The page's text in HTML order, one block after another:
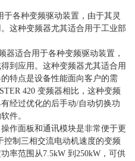
于各种变频驱动装置，由于其灵
这种变频器尤其适合用于工业部
器适合用于各种变频驱动装置，
到应用。这种变频器尤其适合用
特点是设备性能面向客户的需
420 变频器相比，这种变频
经过优化的后手动/自动切换功
件。
作面板和通讯模块是非常便于更
控制三相交流电动机速度的变频
率范围从7.5kW 到250kW，可供